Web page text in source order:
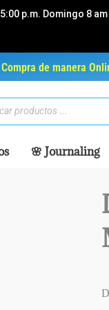
p.m. Domingo 8 am
de manera
🌸 Journaling